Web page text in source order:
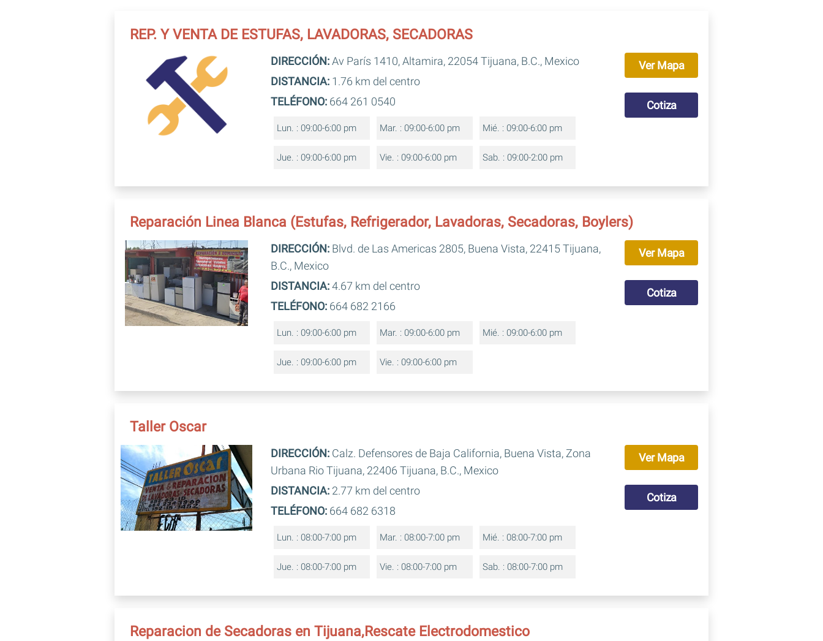
REP. Y VENTA DE ESTUFAS, LAVADORAS, SECADORAS
DIRECCIÓN:Av París 1410, Altamira, 22054 Tijuana, B.C., Mexico
DISTANCIA: 1.76 km del centro
TELÉFONO: 664 261 0540
Lun. : 09:00-6:00 pm Mar. : 09:00-6:00 pm Mié. : 09:00-6:00 pm
Jue. : 09:00-6:00 pm Vie. : 09:00-6:00 pm Sab. : 09:00-2:00 pm
Ver Mapa
Cotiza
Reparación Linea Blanca (Estufas, Refrigerador, Lavadoras, Secadoras, Boylers)
DIRECCIÓN: Blvd. de Las Americas 2805, Buena Vista, 22415 Tijuana,
B.C., Mexico
DISTANCIA:4.67 km del centro
TELÉFONO: 664 682 2166
Lun. : 09:00-6:00 pm Mar. : 09:00-6:00 pm Mié. : 09:00-6:00 pm
Jue. : 09:00-6:00 pm Vie. : 09:00-6:00 pm
Ver Mapa
Cotiza
Taller Oscar
DIRECCIÓN: Calz. Defensores de Baja California, Buena Vista, Zona
Urbana Rio Tijuana, 22406 Tijuana, B.C., Mexico
DISTANCIA: 2.77 km del centro
TELÉFONO: 664 682 6318
Lun. : 08:00-7:00 pm Mar. : 08:00-7:00 pm Mié. : 08:00-7:00 pm
Jue. : 08:00-7:00 pm Vie. : 08:00-7:00 pm Sab. : 08:00-7:00 pm
Ver Mapa
Cotiza
Reparacion de Secadoras en Tijuana,Rescate Electrodomestico